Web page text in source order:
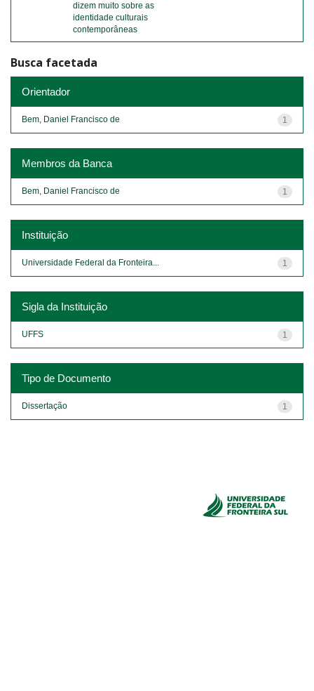
dizem muito sobre as
identidade culturais
contemporâneas
Busca facetada
Orientador
1
Bem, Daniel Francisco de
Membros da Banca
1
Bem, Daniel Francisco de
Instituição
1
Universidade Federal da Fronteira...
Sigla da Instituição
1
UFFS
Tipo de Documento
1
Dissertação